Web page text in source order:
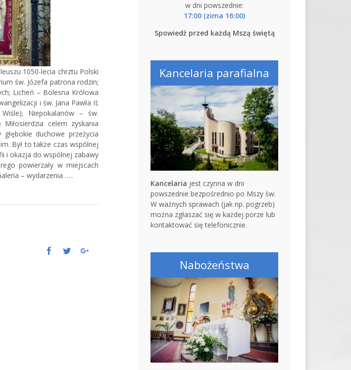
1050-lecia chrztu Polski
św. Józefa patrona rodzin;
Licheń – Bolesna Królowa
i św. Jana Pawła II;
Niepokalanów – św.
celem zyskania
duchowe przeżycia
Był to także czas wspólnej
i okazja do wspólnej zabawy
powierzały w miejscach
– wydarzenia …..
Facebook
TwitterGoogle+
w dni powszednie:
17:00 (zima 16:00)
Spowiedź przed każdą Mszą świętą
Kancelaria parafialna
Kancelaria jest czynna w dni
powszednie bezpośrednio po Mszy św.
W ważnych sprawach (jak np. pogrzeb)
można zgłaszać się w każdej porze lub
kontaktować się telefonicznie.
Nabożeństwa